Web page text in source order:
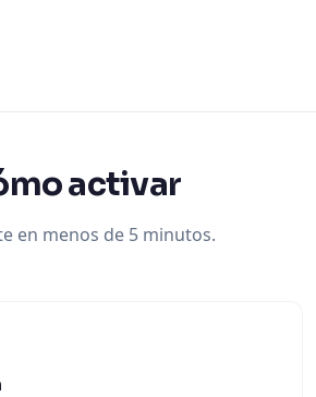
activar
en menos de 5 minutos.